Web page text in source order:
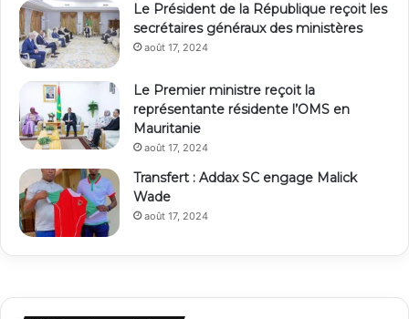
Le Président de la République reçoit les
secrétaires généraux des ministères
août 17, 2024
Le Premier ministre reçoit la
représentante résidente l’OMS en
Mauritanie
août 17, 2024
Transfert : Addax SC engage Malick
Wade
août 17, 2024